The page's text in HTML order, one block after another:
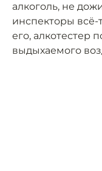
алкоголь, не
инспекторы
его, алкотестер
выдыхаемого